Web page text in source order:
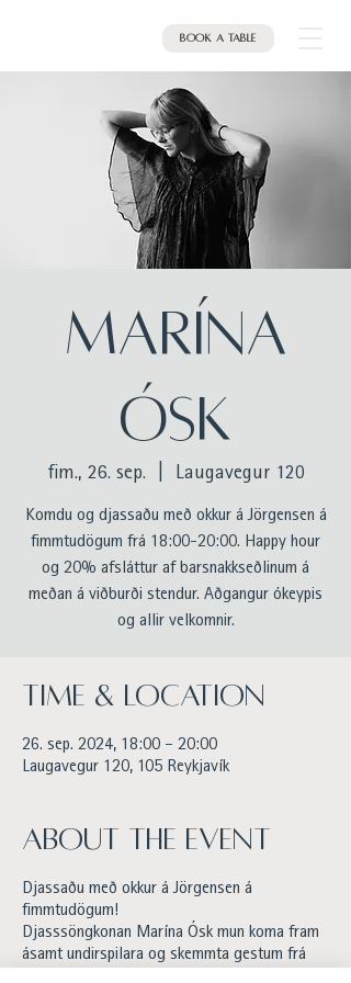
Book a table
MARÍNA
ÓSK
fim., 26. sep. Laugavegur 120
Komdu og djassaðu með okkur á Jörgensen á
fimmtudögum frá 18:00-20:00. Happy hour
og 20% afsláttur af barsnakkseðlinum á
meðan á viðburði stendur. Aðgangur ókeypis
og allir velkomnir.
Time & Location
26. sep. 2024, 18:00 – 20:00
Laugavegur 120, 105 Reykjavík
About the event
Djassaðu með okkur á Jörgensen á
fimmtudögum!
Djasssöngkonan Marína Ósk mun koma fram
ásamt undirspilara og skemmta gestum frá